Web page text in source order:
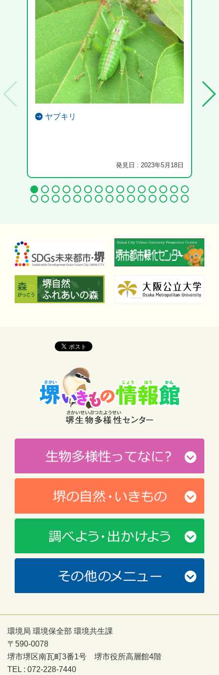
ヤブキリ
発見日 : 2023年5月18日
環境局 環境保全部 環境共生課
〒590-0078
堺市堺区南瓦町3番1号 堺市役所高層館4階
TEL : 072-228-7440